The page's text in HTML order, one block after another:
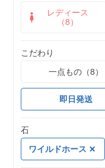
レディース
（8）
こだわり
一点もの（8）
即日発送
石
ワイルドホース